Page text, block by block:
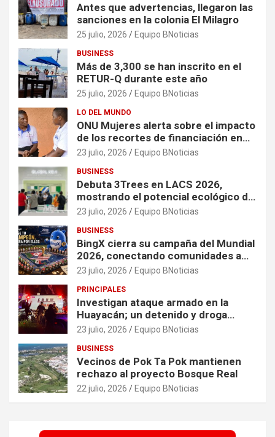
Antes que advertencias, llegaron las
sanciones en la colonia El Milagro
25 julio, 2026 Equipo BNoticias
BUSINESS
Más de 3,300 se han inscrito en el
RETUR-Q durante este año
25 julio, 2026 Equipo BNoticias
LO DEL MUNDO
ONU Mujeres alerta sobre el impacto
de los recortes de financiación en
organizaciones que apoyan a
crisis
23 julio, 2026 Equipo BNoticias
BUSINESS
Debuta 3Trees en LACS 2026,
mostrando el potencial ecológico de
China en América
23 julio, 2026 Equipo BNoticias
BUSINESS
BingX cierra su campaña del Mundial
2026, conectando comunidades a
través de experiencias exclusivas
23 julio, 2026 Equipo BNoticias
PRINCIPALES
Investigan ataque armado en la
Huayacán; un detenido y droga
asegurada tras persecución
23 julio, 2026 Equipo BNoticias
BUSINESS
Vecinos de Pok Ta Pok mantienen
rechazo al proyecto Bosque Real
22 julio, 2026 Equipo BNoticias